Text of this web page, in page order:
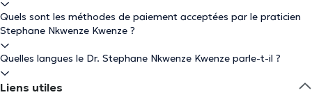
Quels sont les méthodes de paiement acceptées par le praticien
Stephane Nkwenze Kwenze ?
Quelles langues le Dr. Stephane Nkwenze Kwenze parle-t-il ?
Liens utiles